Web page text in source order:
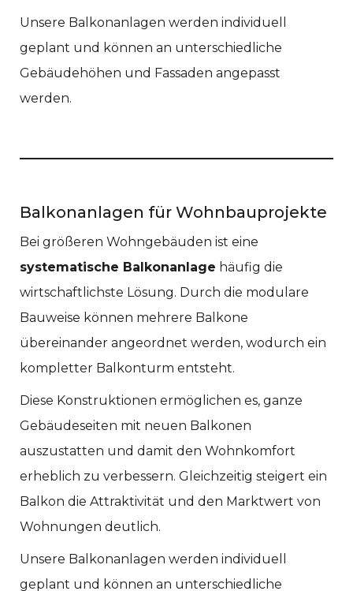
Unsere Balkonanlagen werden individuell
geplant und können an unterschiedliche
Gebäudehöhen und Fassaden angepasst
werden.
Balkonanlagen für Wohnbauprojekte
Bei größeren Wohngebäuden ist eine
systematische Balkonanlage häufig die
wirtschaftlichste Lösung. Durch die modulare
Bauweise können mehrere Balkone
übereinander angeordnet werden, wodurch ein
kompletter Balkonturm entsteht.
Diese Konstruktionen ermöglichen es, ganze
Gebäudeseiten mit neuen Balkonen
auszustatten und damit den Wohnkomfort
erheblich zu verbessern. Gleichzeitig steigert ein
Balkon die Attraktivität und den Marktwert von
Wohnungen deutlich.
Unsere Balkonanlagen werden individuell
geplant und können an unterschiedliche